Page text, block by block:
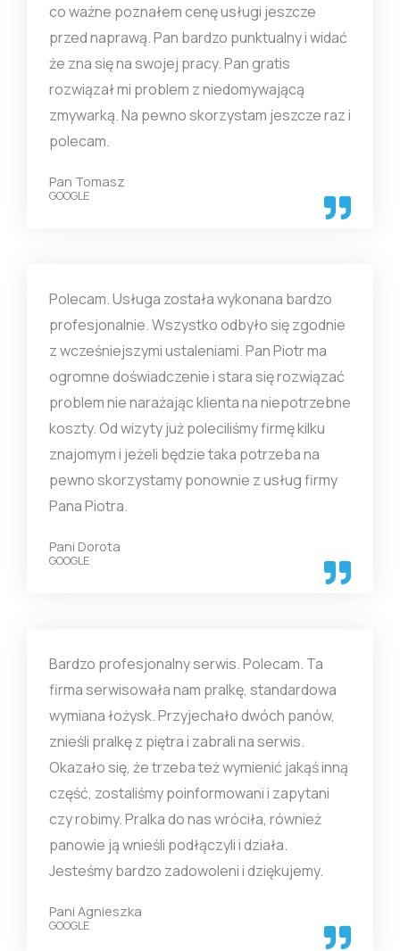
co ważne poznałem cenę usługi jeszcze
przed naprawą. Pan bardzo punktualny i widać
że zna się na swojej pracy. Pan gratis
rozwiązał mi problem z niedomywającą
zmywarką. Na pewno skorzystam jeszcze raz i
polecam.
Pan Tomasz
GOOGLE
Polecam. Usługa została wykonana bardzo
profesjonalnie. Wszystko odbyło się zgodnie
z wcześniejszymi ustaleniami. Pan Piotr ma
ogromne doświadczenie i stara się rozwiązać
problem nie narażając klienta na niepotrzebne
koszty. Od wizyty już poleciliśmy firmę kilku
znajomym i jeżeli będzie taka potrzeba na
pewno skorzystamy ponownie z usług firmy
Pana Piotra.
Pani Dorota
GOOGLE
Bardzo profesjonalny serwis. Polecam. Ta
firma serwisowała nam pralkę, standardowa
wymiana łożysk. Przyjechało dwóch panów,
znieśli pralkę z piętra i zabrali na serwis.
Okazało się, że trzeba też wymienić jakąś inną
część, zostaliśmy poinformowani i zapytani
czy robimy. Pralka do nas wróciła, również
panowie ją wnieśli podłączyli i działa.
Jesteśmy bardzo zadowoleni i dziękujemy.
Pani Agnieszka
GOOGLE